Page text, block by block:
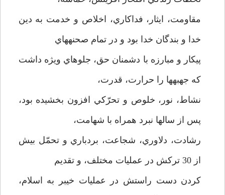
مقاومت، ايثار، فداكاري، اخلاص و خدمت به دين
خدا و بندگان خدا بود و در تمام صحنه­هاي
پيكار و مبارزه با دشمنان حق، جلوه­اي ويژه داشت
كه جهبه­ها را حرارت، قدرت،‌
نشاط، نور، خلوص و تحرّكي افزون بخشيده بود،‌
پس از سالها نبرد همراه با شهامت،
رشادت، دلاوري، شجاعت، بردباري و تحمّل بيش
از 30 تركش در عمليات مختلف، و تقديم
كردن دست راستش در عمليات خيبر به اسلام،